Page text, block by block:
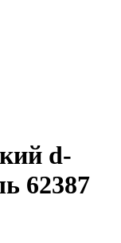
d-
62387